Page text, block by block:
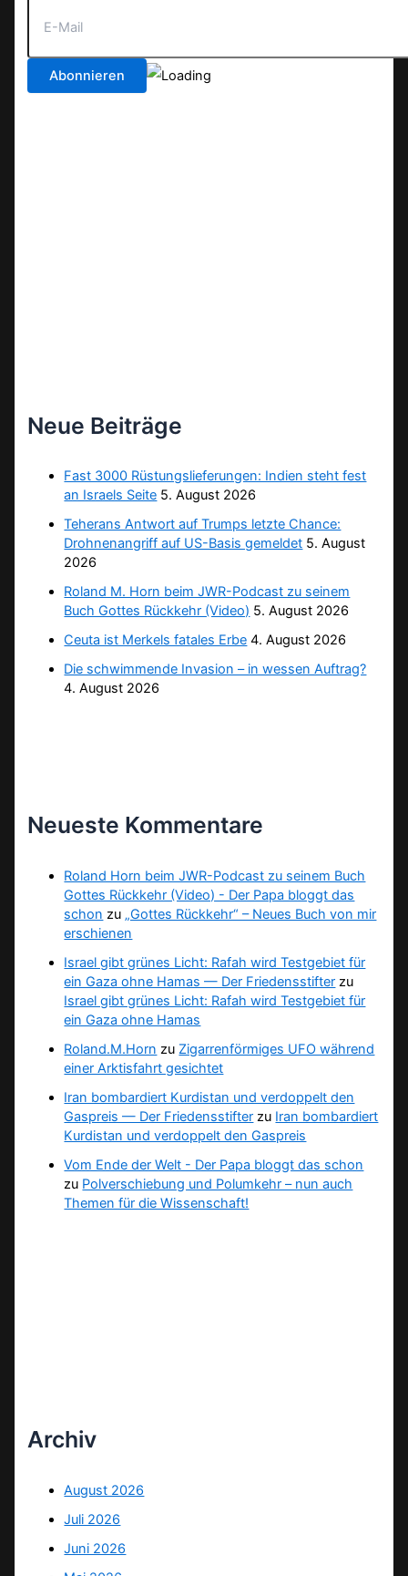
Neue Beiträge
Fast 3000 Rüstungslieferungen: Indien steht fest
an Israels Seite 5. August 2026
Teherans Antwort auf Trumps letzte Chance:
Drohnenangriff auf US-Basis gemeldet 5. August
2026
Roland M. Horn beim JWR-Podcast zu seinem
Buch Gottes Rückkehr (Video) 5. August 2026
Ceuta ist Merkels fatales Erbe 4. August 2026
Die schwimmende Invasion – in wessen Auftrag?
4. August 2026
Neueste Kommentare
Roland Horn beim JWR-Podcast zu seinem Buch
Gottes Rückkehr (Video) - Der Papa bloggt das
schon zu „Gottes Rückkehr“ – Neues Buch von mir
erschienen
Israel gibt grünes Licht: Rafah wird Testgebiet für
ein Gaza ohne Hamas — Der Friedensstifter zu
Israel gibt grünes Licht: Rafah wird Testgebiet für
ein Gaza ohne Hamas
Roland.M.Horn zu Zigarrenförmiges UFO während
einer Arktisfahrt gesichtet
Iran bombardiert Kurdistan und verdoppelt den
Gaspreis — Der Friedensstifter zu Iran bombardiert
Kurdistan und verdoppelt den Gaspreis
Vom Ende der Welt - Der Papa bloggt das schon
zu Polverschiebung und Polumkehr – nun auch
Themen für die Wissenschaft!
Archiv
August 2026
Juli 2026
Juni 2026